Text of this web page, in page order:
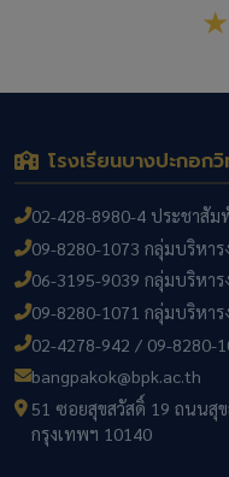
โรงเรียนบางปะกอก
02-428-8980-4 ประชาสัม
09-8280-1073 กลุ่มบริหา
06-3195-9039 กลุ่มบริหา
09-8280-1071 กลุ่มบริหา
02-4278-942 / 09-8280-
bangpakok@bpk.ac.th
51 ซอยสุขสวัสดิ์ 19 ถนนสุ
กรุงเทพฯ 10140